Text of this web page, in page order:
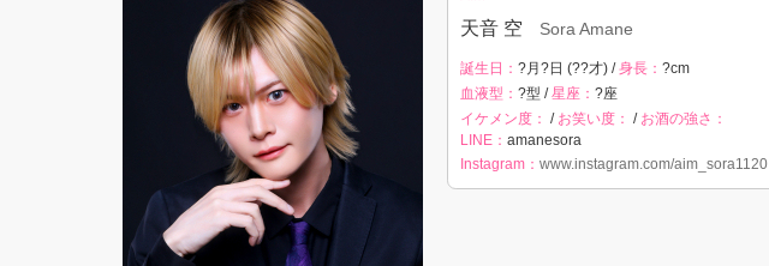
天音 空 Sora Amane
誕生日： ?月?日 (??才) /身長： ?cm
血液型： ?型 /星座： ?座
イケメン度： / お笑い度： / お酒の強さ：
LINE： amanesora
Instagram： www.instagram.com/aim_sora1120